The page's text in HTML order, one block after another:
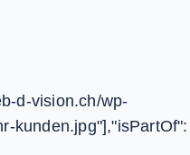
d-vision.ch/wp-
kunden.jpg"],"isPartOf":